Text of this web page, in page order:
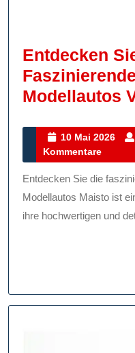
Entdecken
Modellautos
10 Mai 2026
10
Kommentare
Entdecken Sie die faszinierende Welt der Maisto
Modellautos Maisto ist
ihre hochwertigen und